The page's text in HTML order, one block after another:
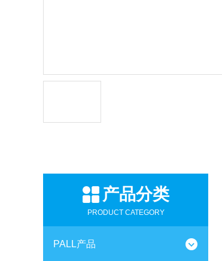
产品分类
PRODUCT CATEGORY
PALL产品